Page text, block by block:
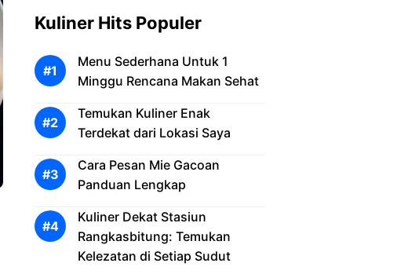
Kuliner Hits Populer
Menu Sederhana Untuk 1
Minggu Rencana Makan Sehat
Temukan Kuliner Enak
Terdekat dari Lokasi Saya
Cara Pesan Mie Gacoan
Panduan Lengkap
Kuliner Dekat Stasiun
Rangkasbitung: Temukan
Kelezatan di Setiap Sudut